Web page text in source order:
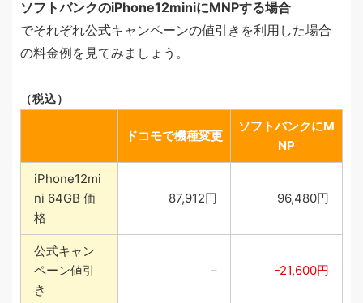
ソフトバンクのiPhone12miniにMNPする場合
でそれぞれ公式キャンペーンの値引きを利用した場合
の料金例を見てみましょう。
（税込）
ドコモで機種変更
ソフトバンクにM
NP
iPhone12mi
ni 64GB 価
格
87,912円 96,480円
公式キャン
ペーン値引
き
– -21,600円